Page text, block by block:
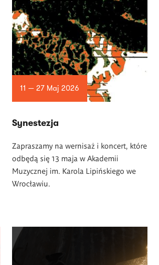
11 — 27 Maj 2026
Synestezja
Zapraszamy na wernisaż i koncert, które
odbędą się 13 maja w Akademii
Muzycznej im. Karola Lipińskiego we
Wrocławiu.